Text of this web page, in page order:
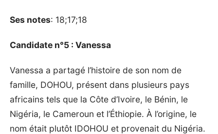
Ses notes: 18;17;18
Candidate n°5 : Vanessa
Vanessa a partagé l’histoire de son nom de
famille, DOHOU, présent dans plusieurs pays
africains tels que la Côte d’Ivoire, le Bénin, le
Nigéria, le Cameroun et l’Éthiopie. À l’origine, le
nom était plutôt IDOHOU et provenait du Nigéria.